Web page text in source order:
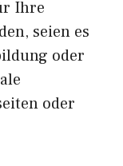
Ihre
seien es
oder
oder